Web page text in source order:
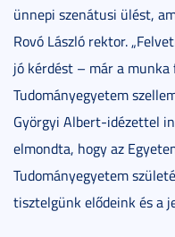
ünnepi szenátusi ülést,
Rovó László rektor.
jó kérdést – már a munka
Tudományegyetem
Györgyi Albert-idézettel
elmondta, hogy az
Tudományegyetem
tisztelgünk elődeink és a